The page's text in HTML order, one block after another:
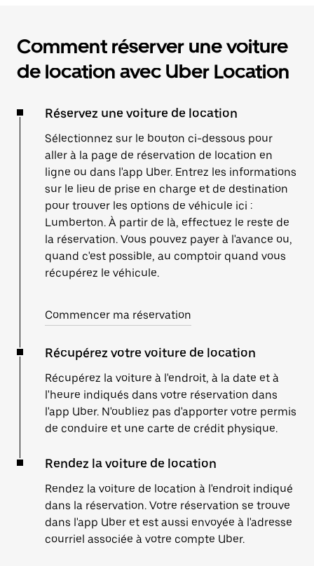
Comment réserver une voiture
de location avec Uber Location
Réservez une voiture de location
Sélectionnez sur le bouton ci-dessous pour
aller à la page de réservation de location en
ligne ou dans l'app Uber. Entrez les informations
sur le lieu de prise en charge et de destination
pour trouver les options de véhicule ici :
Lumberton. À partir de là, effectuez le reste de
la réservation. Vous pouvez payer à l'avance ou,
quand c'est possible, au comptoir quand vous
récupérez le véhicule.
Commencer ma réservation
Récupérez votre voiture de location
Récupérez la voiture à l'endroit, à la date et à
l'heure indiqués dans votre réservation dans
l'app Uber. N'oubliez pas d'apporter votre permis
de conduire et une carte de crédit physique.
Rendez la voiture de location
Rendez la voiture de location à l'endroit indiqué
dans la réservation. Votre réservation se trouve
dans l'app Uber et est aussi envoyée à l'adresse
courriel associée à votre compte Uber.